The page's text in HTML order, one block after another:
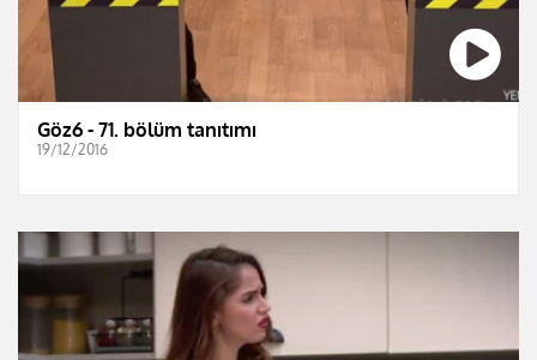
Göz6 - 71. bölüm tanıtımı
19/12/2016